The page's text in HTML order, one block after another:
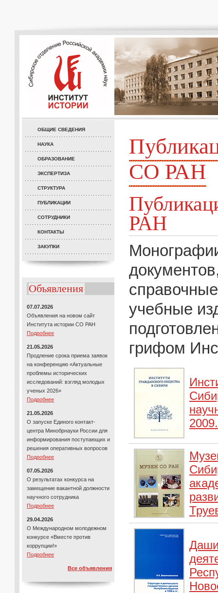
ОБЩИЕ СВЕДЕНИЯ
НАУКА
ОБРАЗОВАНИЕ
ЭКСПЕРТИЗА
СТРУКТУРА
ПУБЛИКАЦИИ
СОТРУДНИКИ
КОНТАКТЫ
ЗАКУПКИ
Объявления
07.07.2026
Объявления на новом сайт
Института истории СО РАН
Подробнее
21.05.2026
Продление срока приема заявок
на конференцию «Актуальные
проблемы исторических
исследований: взгляд молодых
ученых 2026»
Подробнее
21.05.2026
О запуске Единого контакт-
центра Минобрнауки России для
информирования поступающих и
решения оперативных вопросов
Подробнее
07.05.2026
О результатах конкурса на
замещение вакантной должности
научного сотрудника
Подробнее
29.04.2026
О Международном молодежном
конкурсе «Вместе против
коррупции!»
Подробнее
Все объявления
СО РАН
РАН
учебные
грифом